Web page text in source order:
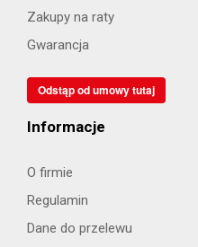
Zakupy na raty
Gwarancja
Odstąp od umowy tutaj
Informacje
O firmie
Regulamin
Dane do przelewu